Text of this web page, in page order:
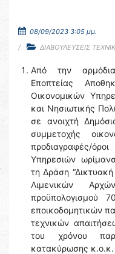
08/09/2023 3:05 μμ.
ΔΙΑΒΟΥΛΕΥΣΕΙΣ
Από την
Εποπτείας
Οικονομικών
και Νησιωτικής
σε ανοιχτή
συμμετοχής
προδιαγραφές/
Υπηρεσιών
τη Δράση
Λιμενικών
προϋπολογισμού
εποικοδομητικών
τεχνικών
του χρόνου
κατακύρωσης κ.ο.κ.